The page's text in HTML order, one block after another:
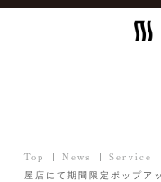
Top News Service
屋店にて期間限定ポップア